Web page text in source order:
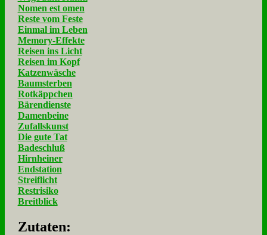
Nomen est omen
Reste vom Feste
Einmal im Leben
Memory-Effekte
Reisen ins Licht
Reisen im Kopf
Katzenwäsche
Baumsterben
Rotkäppchen
Bärendienste
Damenbeine
Zufallskunst
Die gute Tat
Badeschluß
Hirnheiner
Endstation
Streiflicht
Restrisiko
Breitblick
Zu­ta­ten: